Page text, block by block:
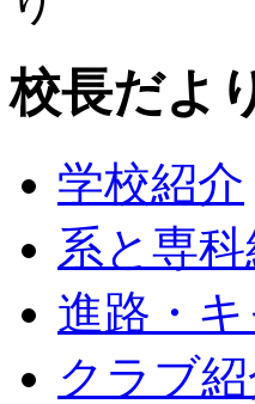
校長だよ
学校紹介
系と専
進路・
クラブ